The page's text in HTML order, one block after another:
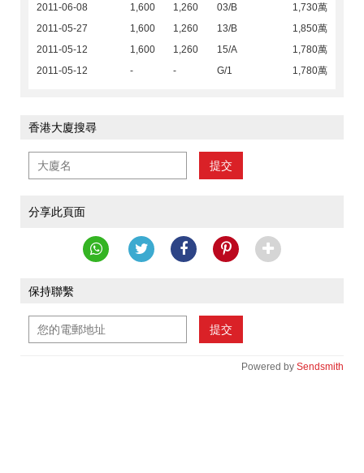
2011-06-08
1,600 1,260 03/B
1,730萬
2011-05-27
1,600 1,260 13/B
1,850萬
2011-05-12
1,600 1,260 15/A
1,780萬
2011-05-12
- - G/1 1,780萬
香港大廈搜尋
提交
分享此頁面
保持聯繫
提交
Powered by Sendsmith